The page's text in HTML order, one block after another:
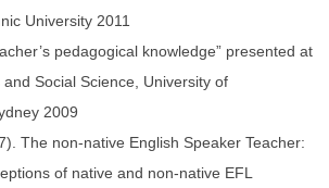
University 2011
pedagogical knowledge” presented at
and Social Science, University of
2009
The non-native English Speaker Teacher:
of native and non-native EFL